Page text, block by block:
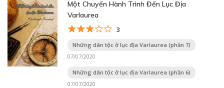
Một Chuyến Hành Trình Đến Lục Địa
Varlaurea
3
Những dân tộc ở lục địa Varlaurea (phần 7)
07/07/2020
Những dân tộc ở lục địa Varlaurea (phần 6)
07/07/2020